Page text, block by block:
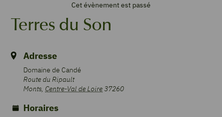
Cet évènement est passé
Terres du Son
Adresse
Domaine de Candé
Route du Ripault
Monts, Centre-Val de Loire37260
Horaires